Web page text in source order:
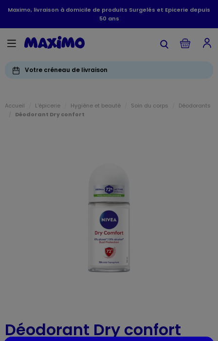
Maximo, livraison à domicile de produits Surgelés et Epicerie depuis
50 ans
Votre créneau de livraison
Accueil L'épicerie Hygiène et beauté Soin du corps
Déodorants
Déodorant Dry confort
Déodorant Dry confort